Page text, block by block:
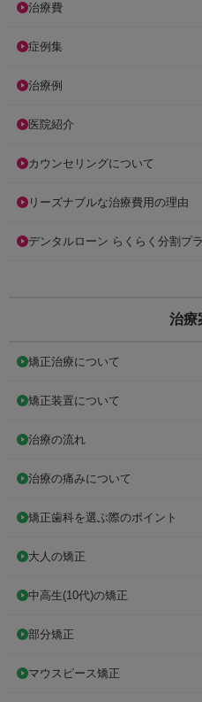
治療費
症例集
治療例
医院紹介
カウンセリングについて
リーズナブルな治療費用の理由
デンタルローン らくらく分割プ
治療
矯正治療について
矯正装置について
治療の流れ
治療の痛みについて
矯正歯科を選ぶ際のポイント
大人の矯正
中高生(10代)の矯正
部分矯正
マウスピース矯正